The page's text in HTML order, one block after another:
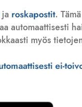
ja roskapostit.
automaattisesti
myös
ei-